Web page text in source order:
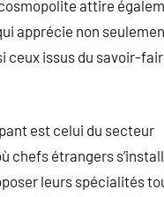
attire
apprécie non
ceux issus du savoir-
est celui du secteur
chefs étrangers
leurs spécialités